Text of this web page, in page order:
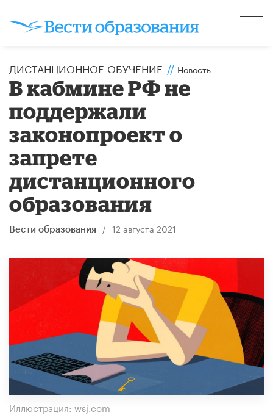
ДИСТАНЦИОННОЕ ОБУЧЕНИЕ // Новость
В кабмине РФ не
поддержали
законопроект о
запрете
дистанционного
образования
Вести образования / 12 августа 2021
Иллюстрация: wsj.com